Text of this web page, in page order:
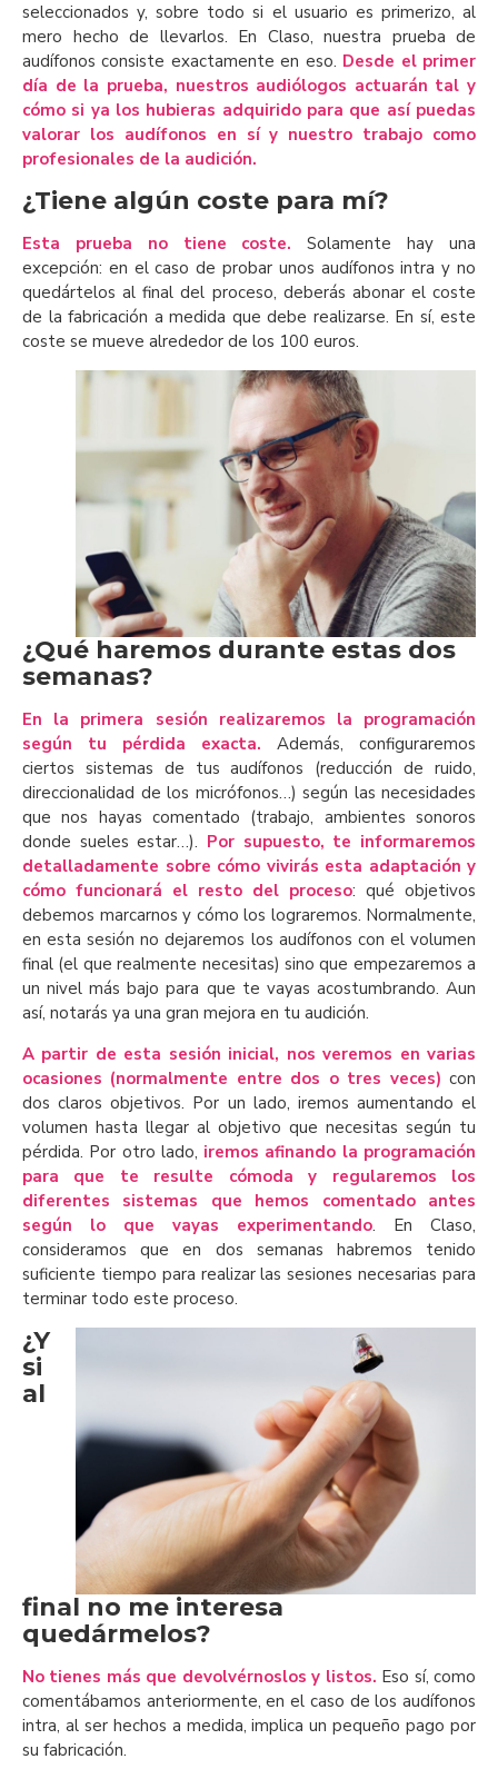
seleccionados y, sobre todo si el usuario es primerizo, al
mero hecho de llevarlos. En Claso, nuestra prueba de
audífonos consiste exactamente en eso. Desde el primer
día de la prueba, nuestros audiólogos actuarán tal y
cómo si ya los hubieras adquirido para que así puedas
valorar los audífonos en sí y nuestro trabajo como
profesionales de la audición.
¿Tiene algún coste para mí?
Esta prueba no tiene coste. Solamente hay una
excepción: en el caso de probar unos audífonos intra y no
quedártelos al final del proceso, deberás abonar el coste
de la fabricación a medida que debe realizarse. En sí, este
coste se mueve alrededor de los 100 euros.
¿Qué haremos durante estas dos
semanas?
En la primera sesión realizaremos la programación
según tu pérdida exacta. Además, configuraremos
ciertos sistemas de tus audífonos (reducción de ruido,
direccionalidad de los micrófonos…) según las necesidades
que nos hayas comentado (trabajo, ambientes sonoros
donde sueles estar…). Por supuesto, te informaremos
detalladamente sobre cómo vivirás esta adaptación y
cómo funcionará el resto del proceso: qué objetivos
debemos marcarnos y cómo los lograremos. Normalmente,
en esta sesión no dejaremos los audífonos con el volumen
final (el que realmente necesitas) sino que empezaremos a
un nivel más bajo para que te vayas acostumbrando. Aun
así, notarás ya una gran mejora en tu audición.
A partir de esta sesión inicial, nos veremos en varias
ocasiones (normalmente entre dos o tres veces) con
dos claros objetivos. Por un lado, iremos aumentando el
volumen hasta llegar al objetivo que necesitas según tu
pérdida. Por otro lado, iremos afinando la programación
para que te resulte cómoda y regularemos los
diferentes sistemas que hemos comentado antes
según lo que vayas experimentando. En Claso,
consideramos que en dos semanas habremos tenido
suficiente tiempo para realizar las sesiones necesarias para
terminar todo este proceso.
¿Y
si
al
final no me interesa
quedármelos?
No tienes más que devolvérnoslos y listos. Eso sí, como
comentábamos anteriormente, en el caso de los audífonos
intra, al ser hechos a medida, implica un pequeño pago por
su fabricación.